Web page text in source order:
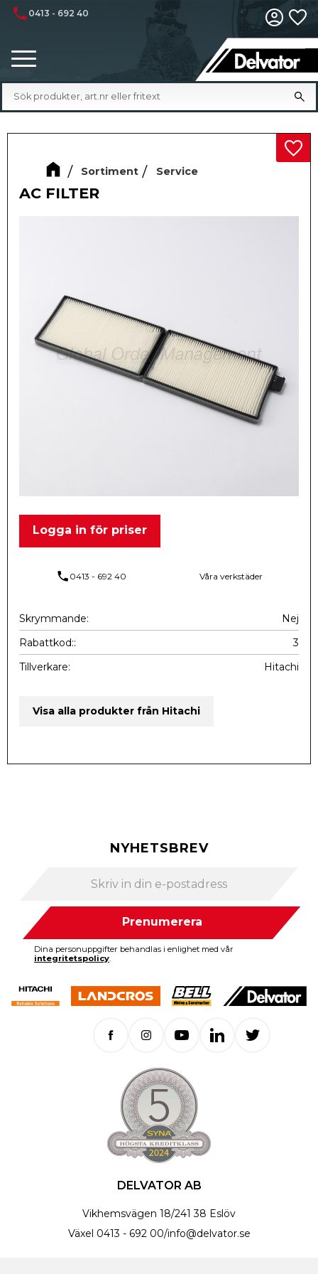
phone 0413 - 692 40
Sortiment Service
AC FILTER
Logga in för priser
phone 0413 - 692 40 Våra verkstäder
Skrymmande
Nej
Rabattkod:
3
Tillverkare
Hitachi
Visa alla produkter från Hitachi
NYHETSBREV
Prenumerera
Dina personuppgifter behandlas i enlighet med vår
integritetspolicy.
DELVATOR AB
Vikhemsvägen 18/241 38 Eslöv
Växel 0413 - 692 00/info@delvator.se